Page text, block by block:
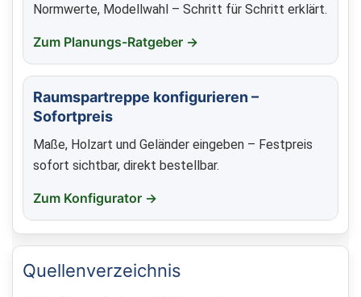
Normwerte, Modellwahl – Schritt für Schritt erklärt.
Zum Planungs-Ratgeber →
Raumspartreppe konfigurieren –
Sofortpreis
Maße, Holzart und Geländer eingeben – Festpreis
sofort sichtbar, direkt bestellbar.
Zum Konfigurator →
Quellenverzeichnis